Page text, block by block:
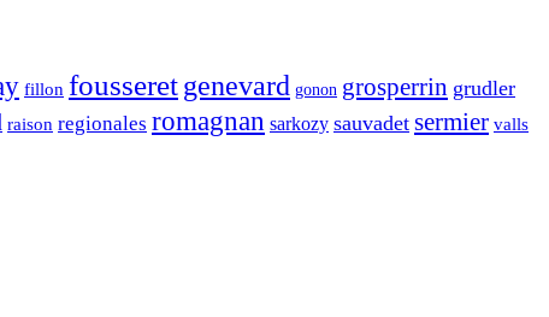
fillon fousseretgenevard gonon grosperrin grudler
raison regionales romagnan sarkozy sauvadet sermier valls